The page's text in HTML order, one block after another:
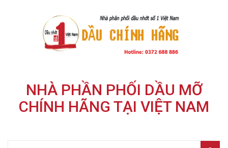
NHÀ PHẦN PHỐI DẦU MỠ
CHÍNH HÃNG TẠI VIỆT NAM